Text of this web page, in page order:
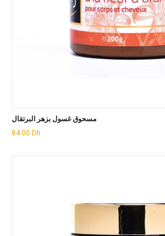
مسحوق غسول بزهر البرتقال
84.00 Dh